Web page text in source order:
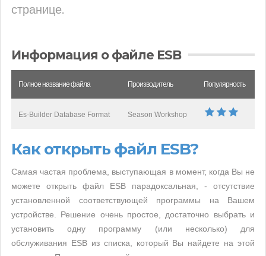
странице.
Информация о файле ESB
Полное название файла Производитель Популярность
Es-Builder Database Format Season Workshop
Как открыть файл ESB?
Самая частая проблема, выступающая в момент, когда Вы не
можете открыть файл ESB парадоксальная, - отсутствие
установленной соответствующей программы на Вашем
устройстве. Решение очень простое, достаточно выбрать и
установить одну программу (или несколько) для
обслуживания ESB из списка, который Вы найдете на этой